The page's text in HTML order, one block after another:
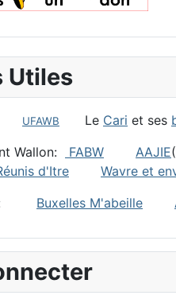
Utiles
UFAWB Le Cari et ses
Wallon:
FABW AAJIE
d'Itre
Wavre et
Buxelles M'abeille